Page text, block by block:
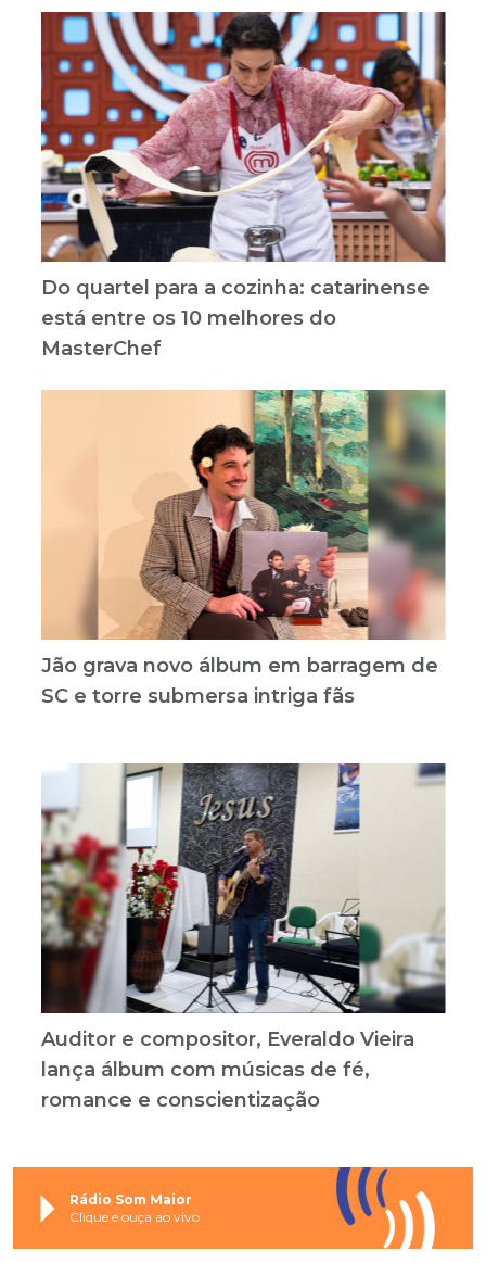
Do quartel para a cozinha: catarinense
está entre os 10 melhores do
MasterChef
Jão grava novo álbum em barragem de
SC e torre submersa intriga fãs
Auditor e compositor, Everaldo Vieira
lança álbum com músicas de fé,
romance e conscientização
Rádio Som Maior
Clique e ouça ao vivo